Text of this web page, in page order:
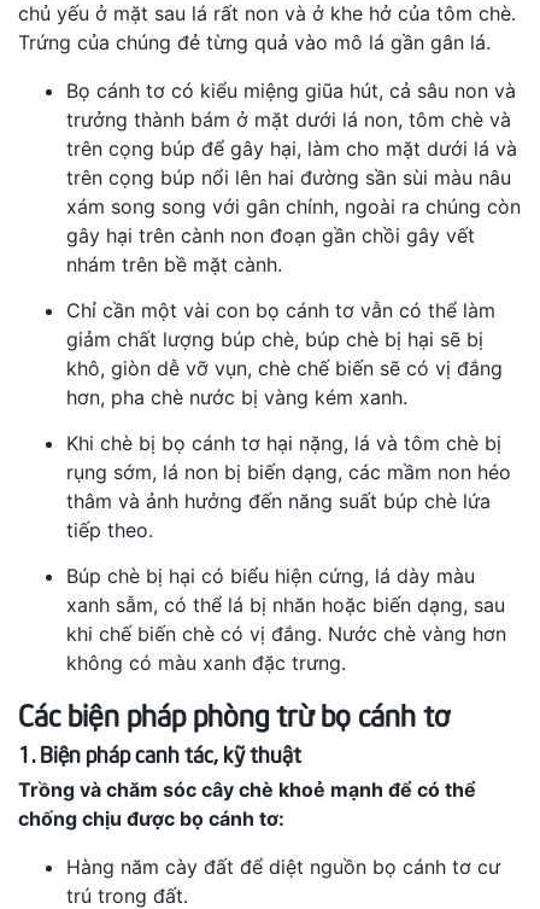
chủ yếu ở mặt sau lá rất non và ở khe hở của tôm chè.
Trứng của chúng đẻ từng quả vào mô lá gần gân lá.
Bọ cánh tơ có kiểu miệng giũa hút, cả sâu non và
trưởng thành bám ở mặt dưới lá non, tôm chè và
trên cọng búp để gây hại, làm cho mặt dưới lá và
trên cọng búp nổi lên hai đường sần sùi màu nâu
xám song song với gân chính, ngoài ra chúng còn
gây hại trên cành non đoạn gần chồi gây vết
nhám trên bề mặt cành.
Chỉ cần một vài con bọ cánh tơ vẫn có thể làm
giảm chất lượng búp chè, búp chè bị hại sẽ bị
khô, giòn dễ vỡ vụn, chè chế biến sẽ có vị đắng
hơn, pha chè nước bị vàng kém xanh.
Khi chè bị bọ cánh tơ hại nặng, lá và tôm chè bị
rụng sớm, lá non bị biến dạng, các mầm non héo
thâm và ảnh hưởng đến năng suất búp chè lứa
tiếp theo.
Búp chè bị hại có biểu hiện cứng, lá dày màu
xanh sẫm, có thể lá bị nhăn hoặc biến dạng, sau
khi chế biến chè có vị đắng. Nước chè vàng hơn
không có màu xanh đặc trưng.
Các biện pháp phòng trừ bọ cánh tơ
1. Biện pháp canh tác, kỹ thuật
Trồng và chăm sóc cây chè khoẻ mạnh để có thể
chống chịu được bọ cánh tơ:
Hàng năm cày đất để diệt nguồn bọ cánh tơ cư
trú trong đất.